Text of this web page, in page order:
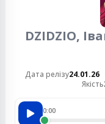
DZIDZIO,
Дата релізу24.01.26
Якість
0:00